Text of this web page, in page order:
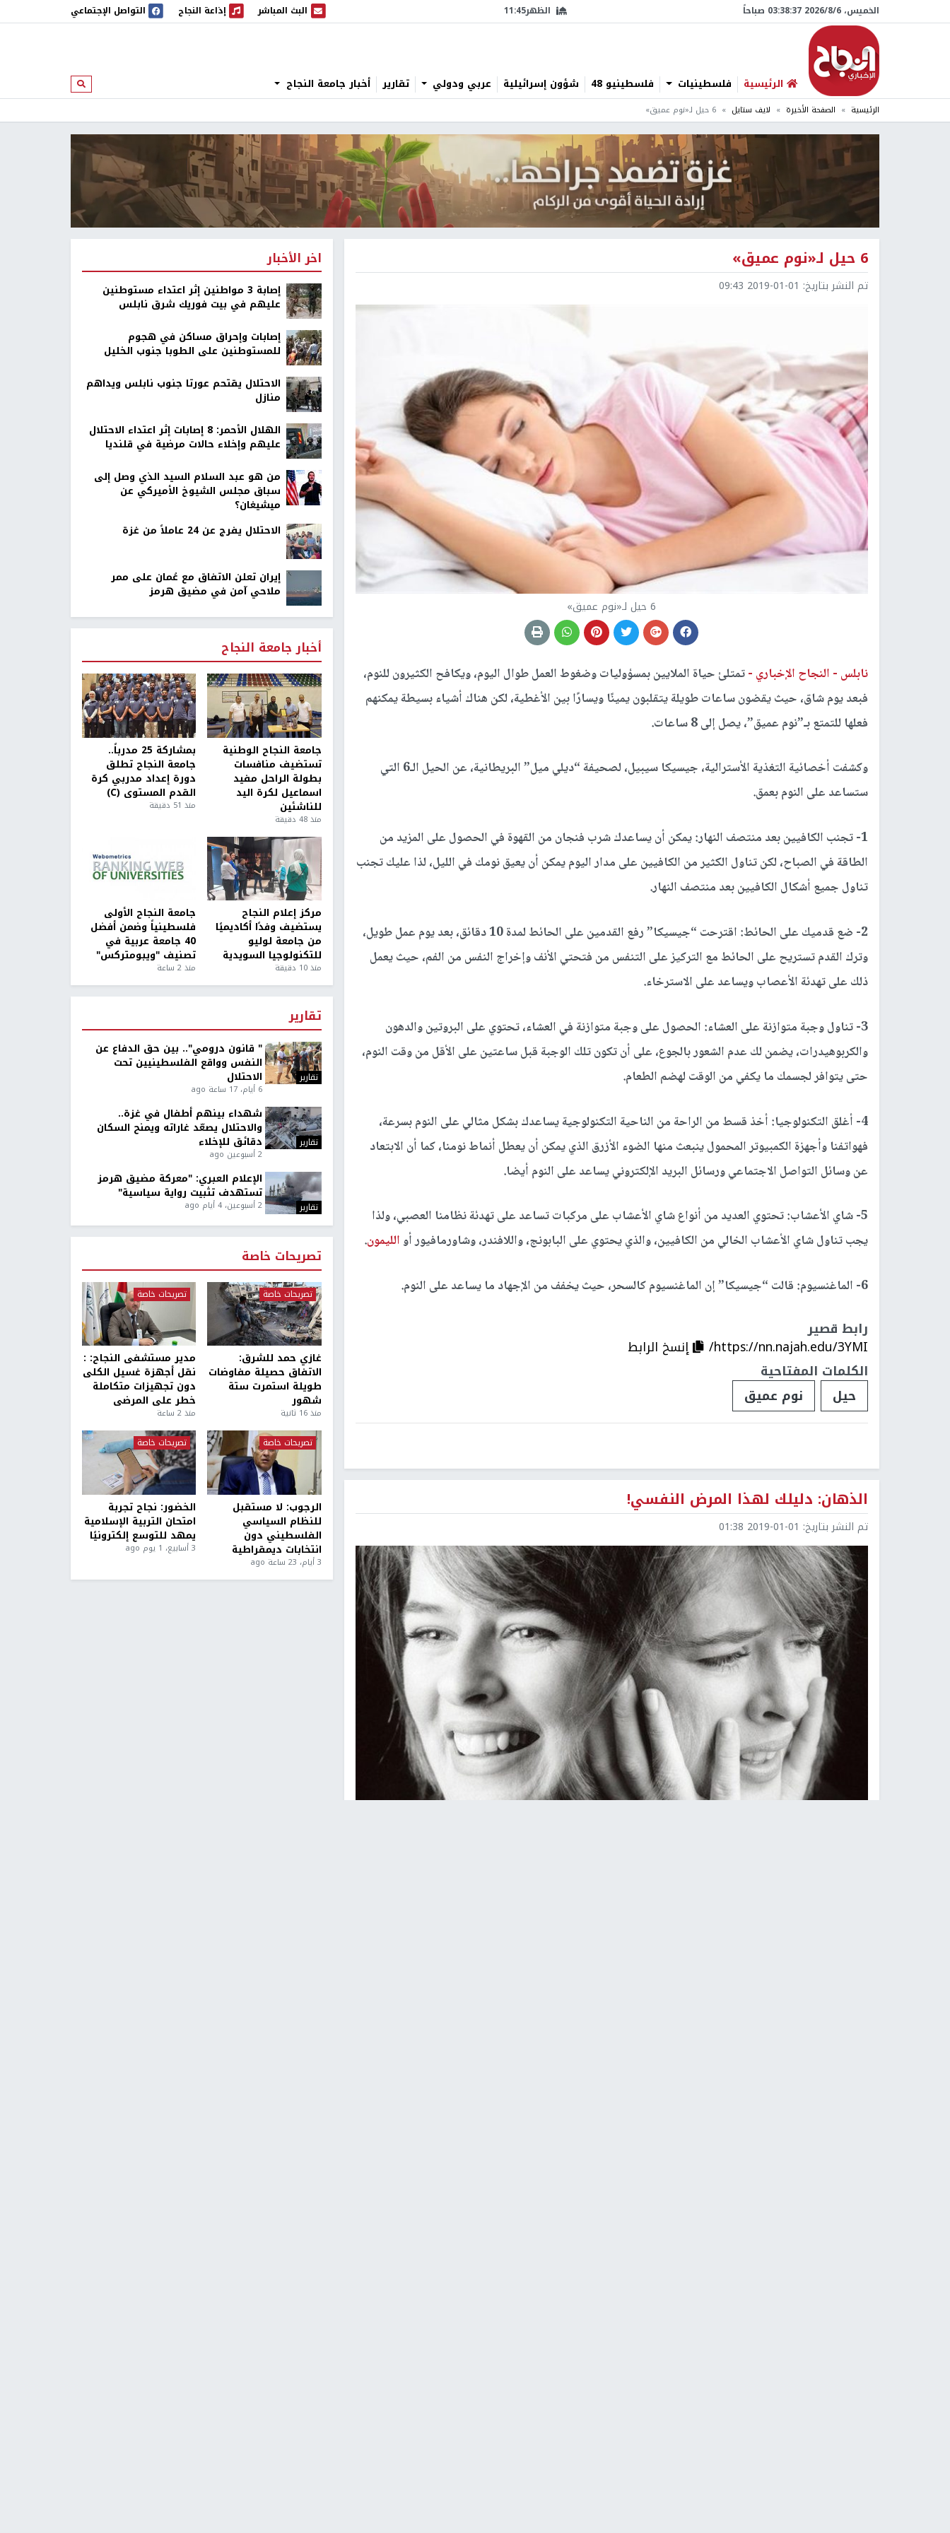
الخميس، 6/‏8/‏2026 03:38:38 صباحاً الظهر11:45 البث المباشر
البث المباشر إذاعة النجاح
إذاعة النجاح التواصل الإجتماعي
الرئيسية فلسطينيات فلسطينيو 48 شؤون إسرائيلية عربي ودولي تقارير أخبار جامعة النجاح ابحث
الرئيسية الصفحة الأخيرة لايف ستايل 6 حيل لـ«نوم عميق»
6 حيل لـ«نوم عميق»
تم النشر بتاريخ: 2019-01-01 09:43
6 حيل لـ«نوم عميق»
نابلس - النجاح الإخباري -تمتلئ حياة الملايين بمسؤوليات وضغوط العمل طوال اليوم، ويكافح الكثيرون للنوم،
فبعد يوم شاق، حيث يقضون ساعات طويلة يتقلبون يمينًا ويسارًا بين الأغطية، لكن هناك أشياء بسيطة يمكنهم
فعلها للتمتع بـ”نوم عميق”، يصل إلى 8 ساعات.
وكشفت أخصائية التغذية الأسترالية، جيسيكا سيبيل، لصحيفة “ديلي ميل” البريطانية، عن الحيل الـ6 التي
ستساعد على النوم بعمق.
1- تجنب الكافيين بعد منتصف النهار:
يمكن أن يساعدك شرب فنجان من القهوة في الحصول على المزيد من
الطاقة في الصباح، لكن تناول الكثير من الكافيين على مدار اليوم يمكن أن يعيق نومك في الليل، لذا عليك تجنب
تناول جميع أشكال الكافيين بعد منتصف النهار.
2- ضع قدميك على الحائط:
اقترحت “جيسيكا” رفع القدمين على الحائط لمدة 10 دقائق، بعد يوم عمل طويل،
وترك القدم تستريح على الحائط مع التركيز على التنفس من فتحتي الأنف وإخراج النفس من الفم، حيث يعمل
ذلك على تهدئة الأعصاب ويساعد على الاسترخاء.
3- تناول وجبة متوازنة على العشاء:
الحصول على وجبة متوازنة في العشاء، تحتوي على البروتين والدهون
والكربوهيدرات، يضمن لك عدم الشعور بالجوع، على أن تكون تلك الوجبة قبل ساعتين على الأقل من وقت النوم،
حتى يتوافر لجسمك ما يكفي من الوقت لهضم الطعام.
4- أغلق التكنولوجيا:
أخذ قسط من الراحة من الناحية التكنولوجية يساعدك بشكل مثالي على النوم بسرعة،
فهواتفنا وأجهزة الكمبيوتر المحمول ينبعث منها الضوء الأزرق الذي يمكن أن يعطل أنماط نومنا، كما أن الابتعاد
عن وسائل التواصل الاجتماعي ورسائل البريد الإلكتروني يساعد على النوم أيضا.
5- شاي الأعشاب:
تحتوي العديد من أنواع شاي الأعشاب على مركبات تساعد على تهدئة نظامنا العصبي، ولذا
يجب تناول شاي الأعشاب الخالي من الكافيين، والذي يحتوي على البابونج، واللافندر، وشاورمافيور أوالليمون.
6- الماغنسيوم: قالت “جيسيكا” إن الماغنسيوم كالسحر، حيث يخفف من الإجهاد ما يساعد على النوم.
رابط قصير
https://nn.najah.edu/3YMI/
إنسخ الرابط
الكلمات المفتاحية
حيل
نوم عميق
الذهان: دليلك لهذا المرض النفسي!
تم النشر بتاريخ: 2019-01-01 01:38
اخر الأخبار
إصابة 3 مواطنين إثر اعتداء مستوطنين
عليهم في بيت فوريك شرق نابلس
إصابات وإحراق مساكن في هجوم
للمستوطنين على الطوبا جنوب الخليل
الاحتلال يقتحم عورتا جنوب نابلس ويداهم
منازل
الهلال الأحمر: 8 إصابات إثر اعتداء الاحتلال
عليهم وإخلاء حالات مرضية في قلنديا
من هو عبد السلام السيد الذي وصل إلى
سباق مجلس الشيوخ الأميركي عن
ميشيغان؟
الاحتلال يفرج عن 24 عاملاً من غزة
إيران تعلن الاتفاق مع عُمان على ممر
ملاحي آمن في مضيق هرمز
أخبار جامعة النجاح
جامعة النجاح الوطنية
تستضيف منافسات
بطولة الراحل مفيد
اسماعيل لكرة اليد
للناشئين
منذ 48 دقيقة
بمشاركة 25 مدرباً..
جامعة النجاح تطلق
دورة إعداد مدربي كرة
القدم المستوى (C)
منذ 51 دقيقة
مركز إعلام النجاح
يستضيف وفدًا أكاديميًا
من جامعة لوليو
للتكنولوجيا السويدية
منذ 10 دقيقة
جامعة النجاح الأولى
فلسطينياً وضمن أفضل
40 جامعة عربية في
تصنيف "ويبومتركس"
منذ 2 ساعة
تقارير
تقارير
" قانون درومي".. بين حق الدفاع عن
النفس وواقع الفلسطينيين تحت
الاحتلال
6 أيام، 17 ساعة ago
تقارير
شهداء بينهم أطفال في غزة..
والاحتلال يصعّد غاراته ويمنح السكان
دقائق للإخلاء
2 أسبوعين ago
تقارير
الإعلام العبري: "معركة مضيق هرمز
تستهدف تثبيت رواية سياسية"
2 أسبوعين، 4 أيام ago
تصريحات خاصة
تصريحات خاصة
غازي حمد للشرق:
الاتفاق حصيلة مفاوضات
طويلة استمرت ستة
شهور
منذ 16 ثانية
تصريحات خاصة
مدير مستشفى النجاح: :
نقل أجهزة غسيل الكلى
دون تجهيزات متكاملة
خطر على المرضى
منذ 2 ساعة
تصريحات خاصة
الرجوب: لا مستقبل
للنظام السياسي
الفلسطيني دون
انتخابات ديمقراطية
3 أيام، 23 ساعة ago
تصريحات خاصة
الخضور: نجاح تجربة
امتحان التربية الإسلامية
يمهد للتوسع إلكترونيًا
3 أسابيع، 1 يوم ago